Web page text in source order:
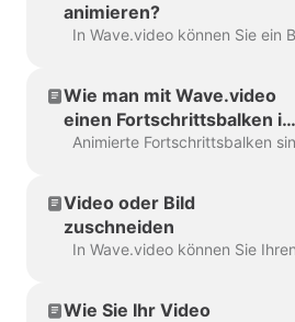
animieren?
Wie man mit Wave.video
einen Fortschrittsbalken in
sein Video einfügt
Video oder Bild
zuschneiden
Wie Sie Ihr Video